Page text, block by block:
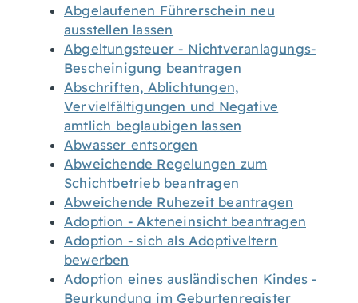
Abgelaufenen Führerschein neu
ausstellen lassen
Abgeltungsteuer - Nichtveranlagungs-
Bescheinigung beantragen
Abschriften, Ablichtungen,
Vervielfältigungen und Negative
amtlich beglaubigen lassen
Abwasser entsorgen
Abweichende Regelungen zum
Schichtbetrieb beantragen
Abweichende Ruhezeit beantragen
Adoption - Akteneinsicht beantragen
Adoption - sich als Adoptiveltern
bewerben
Adoption eines ausländischen Kindes -
Beurkundung im Geburtenregister